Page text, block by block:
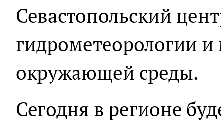
Севастопольский
гидрометеорологии
окружающей среды.
Сегодня в регионе